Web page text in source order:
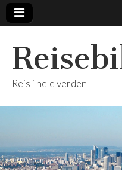
Reis i hele verden